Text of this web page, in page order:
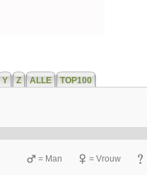
Y Z ALLE
TOP100
= Man = Vrouw